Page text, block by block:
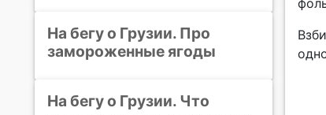
На бегу о Грузии. Про
замороженные ягоды
На бегу о Грузии. Что